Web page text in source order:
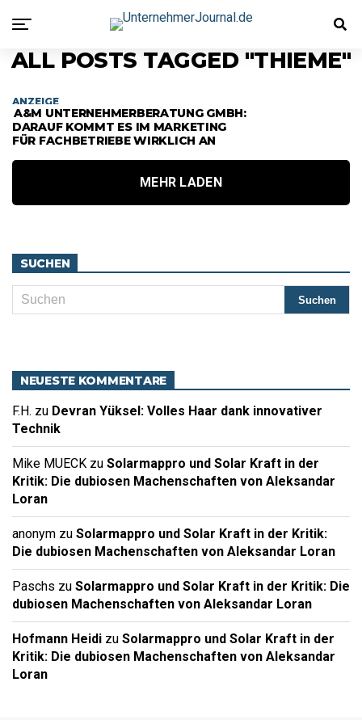
ALL POSTS TAGGED "THIEME"
ANZEIGE
A&M UNTERNEHMERBERATUNG GMBH:
DARAUF KOMMT ES IM MARKETING
FÜR FACHBETRIEBE WIRKLICH AN
MEHR LADEN
SUCHEN
NEUESTE KOMMENTARE
F.H. zu Devran Yüksel: Volles Haar dank innovativer
Technik
Mike MUECK zu Solarmappro und Solar Kraft in der
Kritik: Die dubiosen Machenschaften von Aleksandar
Loran
anonym zu Solarmappro und Solar Kraft in der Kritik:
Die dubiosen Machenschaften von Aleksandar Loran
Paschs zu Solarmappro und Solar Kraft in der Kritik: Die
dubiosen Machenschaften von Aleksandar Loran
Hofmann Heidi zu Solarmappro und Solar Kraft in der
Kritik: Die dubiosen Machenschaften von Aleksandar
Loran